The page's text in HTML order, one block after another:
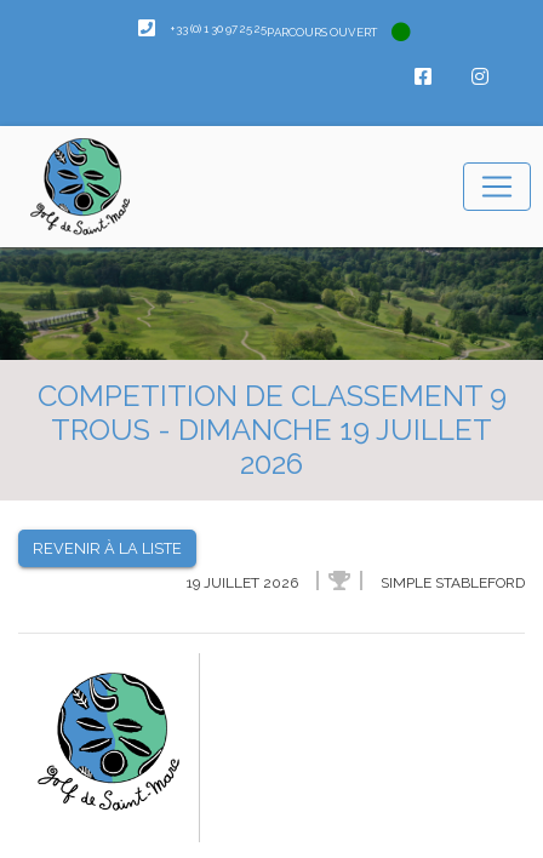
+33 (0) 1 30 97 25 25PARCOURS OUVERT
COMPETITION DE CLASSEMENT 9
TROUS - DIMANCHE 19 JUILLET
2026
REVENIR À LA LISTE
19 JUILLET 2026 SIMPLE STABLEFORD